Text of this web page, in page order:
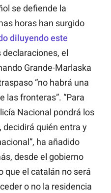
se defiende la
horas han surgido
diluyendo este
declaraciones, el
Grande-Marlaska
“no habrá una
las fronteras”. “Para
Nacional pondrá los
decidirá quién entra y
ha añadido
desde el gobierno
que el catalán no será
o no la residencia